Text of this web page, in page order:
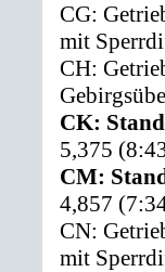
CG:
mit
CH:
CK:
5,375
CM:
4,857
CN:
mit